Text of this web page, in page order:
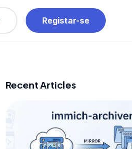
Registar-se
Recent Articles